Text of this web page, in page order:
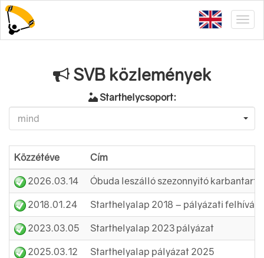
SVB közlemények
Starthelycsoport:
mind
Közzétéve
Cím
2026.03.14
Óbuda leszálló szezonnyitó
2018.01.24
Starthelyalap 2018 – pályázati felhívás
2023.03.05
Starthelyalap 2023 pályázat
2025.03.12
Starthelyalap pályázat 2025